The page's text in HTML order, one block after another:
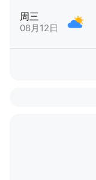
周三
08月12日